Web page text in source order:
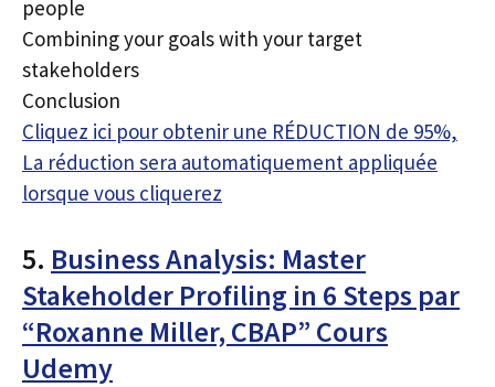
people
Combining your goals with your target
stakeholders
Conclusion
Cliquez ici pour obtenir une RÉDUCTION de 95%,
La réduction sera automatiquement appliquée
lorsque vous cliquerez
5. Business Analysis: Master
Stakeholder Profiling in 6 Steps par
“Roxanne Miller, CBAP” Cours
Udemy